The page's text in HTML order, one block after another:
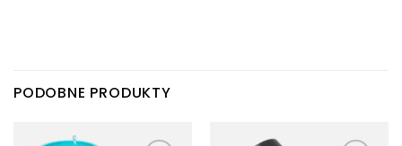
PODOBNE PRODUKTY